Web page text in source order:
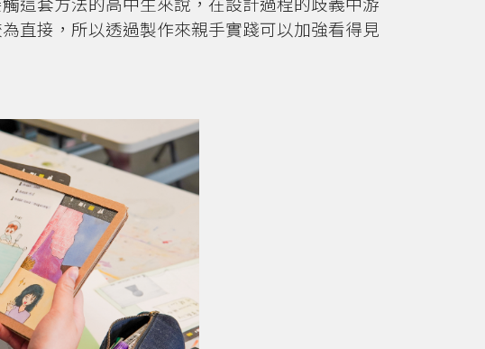
這套方法的高中生來說，在設計過程的歧義中游
直接，所以透過製作來親手實踐可以加強看得見